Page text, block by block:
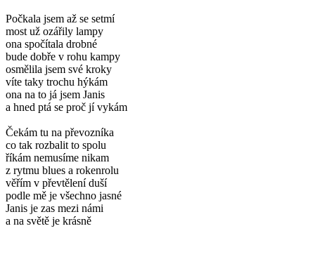
Počkala jsem až se setmí
most už ozářily lampy
ona spočítala drobné
bude dobře v rohu kampy
osmělila jsem své kroky
víte taky trochu hýkám
ona na to já jsem Janis
a hned ptá se proč jí vykám
Čekám tu na převozníka
co tak rozbalit to spolu
říkám nemusíme nikam
z rytmu blues a rokenrolu
věřím v převtělení duší
podle mě je všechno jasné
Janis je zas mezi námi
a na světě je krásně